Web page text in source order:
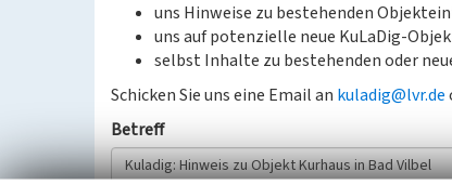
uns Hinweise zu bestehenden
uns auf potenzielle neue KuLaDig-
selbst Inhalte zu bestehenden oder
Schicken Sie uns eine Email an kuladig@lvr.de
Betreff